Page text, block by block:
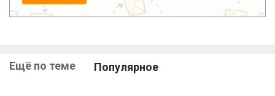
Ещё по теме Популярное